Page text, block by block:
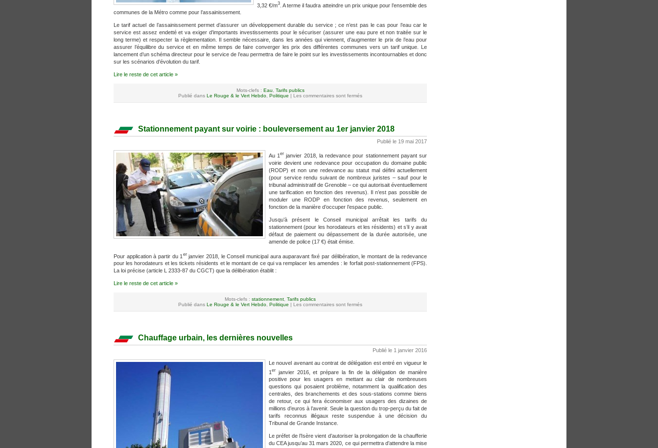
3,32 €/m3 . A terme il faudra atteindre un prix unique pour l’ensemble des
communes de la Métro comme pour l’assainissement.
Le tarif actuel de l’assainissement permet d’assurer un développement durable du service ; ce n’est pas le cas pour l’eau car le
service est assez endetté et va exiger d’importants investissements pour le sécuriser (assurer une eau pure et non traitée sur le
long terme) et respecter la règlementation. Il semble nécessaire, dans les années qui viennent, d’augmenter le prix de l’eau pour
assurer l’équilibre du service et en même temps de faire converger les prix des différentes communes vers un tarif unique. Le
lancement d’un schéma directeur pour le service de l’eau permettra de faire le point sur les investissements incontournables et donc
sur les scénarios d’évolution du tarif.
Lire le reste de cet article »
Mots-clefs : Eau
Tarifs publics
Publié dans Le Rouge & le Vert Hebdo Politique | Les commentaires sont fermés
Stationnement payant sur voirie : bouleversement au 1er janvier 2018
Publié le 19 mai 2017
Au 1er janvier 2018, la redevance pour stationnement payant sur
voirie devient une redevance pour occupation du domaine public
(RODP) et non une redevance au statut mal défini actuellement
(pour service rendu suivant de nombreux juristes – sauf pour le
tribunal administratif de Grenoble – ce qui autorisait éventuellement
une tarification en fonction des revenus). Il n’est pas possible de
moduler une RODP en fonction des revenus, seulement en
fonction de la manière d’occuper l’espace public.
Jusqu’à présent le Conseil municipal arrêtait les tarifs du
stationnement (pour les horodateurs et les résidents) et s’il y avait
défaut de paiement ou dépassement de la durée autorisée, une
amende de police (17 €) était émise.
Pour application à partir du 1 er janvier 2018, le Conseil municipal aura auparavant fixé par délibération, le montant de la redevance
pour les horodateurs et les tickets résidents et le montant de ce qui va remplacer les amendes : le forfait post-stationnement (FPS).
La loi précise (article L 2333-87 du CGCT) que la délibération établit :
Lire le reste de cet article »
Mots-clefs : stationnement Tarifs publics
Publié dans Le Rouge & le Vert Hebdo Politique | Les commentaires sont fermés
Chauffage urbain, les dernières nouvelles
Publié le 1 janvier 2016
Le nouvel avenant au contrat de délégation est entré en vigueur le
1 er janvier 2016, et prépare la fin de la délégation de manière
positive pour les usagers en mettant au clair de nombreuses
questions qui posaient problème, notamment la qualification des
centrales, des branchements et des sous-stations comme biens
de retour, ce qui fera économiser aux usagers des dizaines de
millions d’euros à l’avenir. Seule la question du trop-perçu du fait de
tarifs reconnus illégaux reste suspendue à une décision du
Tribunal de Grande Instance.
Le préfet de l’Isère vient d’autoriser la prolongation de la chaufferie
du CEA jusqu’au 31 mars 2020, ce qui permettra d’attendre la mise